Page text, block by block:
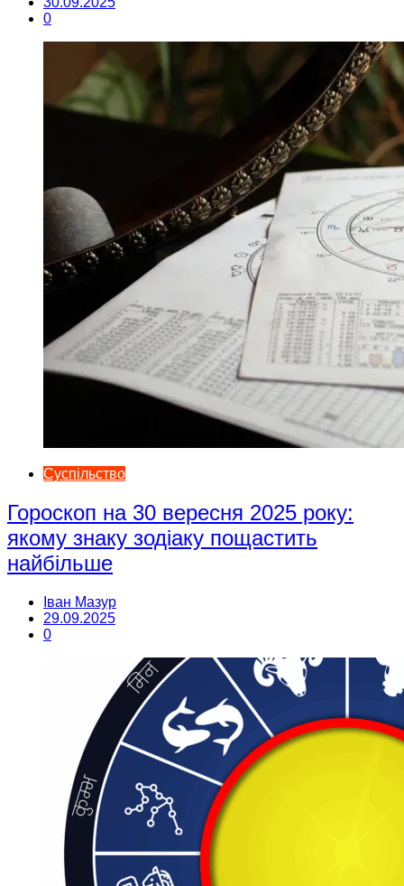
0
Суспільство
Гороскоп на 30 вересня 2025 року:
якому знаку зодіаку пощастить
найбільше
Іван Мазур
29.09.2025
0